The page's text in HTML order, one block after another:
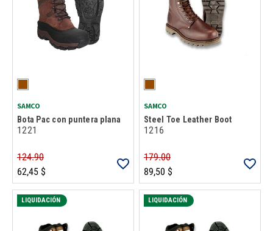
SAMCO
Bota Pac con puntera plana
1221
124.90
62,45 $
SAMCO
Steel Toe Leather Boot
1216
179.00
89,50 $
LIQUIDACIÓN LIQUIDACIÓN